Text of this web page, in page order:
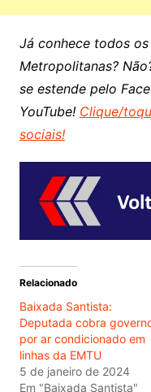
Já conhece todos
Metropolitanas?
se estende pelo
YouTube! Clique/
sociais!
Relacionado
Baixada Santista:
Deputada cobra
por ar condicionado em
linhas da EMTU
5 de janeiro de 2024
Em "Baixada Santista"